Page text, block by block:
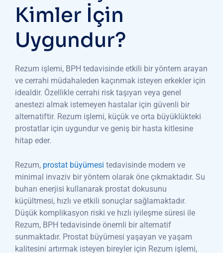
Kimler İçin
Uygundur?
Rezum işlemi, BPH tedavisinde etkili bir yöntem arayan
ve cerrahi müdahaleden kaçınmak isteyen erkekler için
idealdir. Özellikle cerrahi risk taşıyan veya genel
anestezi almak istemeyen hastalar için güvenli bir
alternatiftir. Rezum işlemi, küçük ve orta büyüklükteki
prostatlar için uygundur ve geniş bir hasta kitlesine
hitap eder.
Rezum, prostat büyümesi tedavisinde modern ve
minimal invaziv bir yöntem olarak öne çıkmaktadır. Su
buharı enerjisi kullanarak prostat dokusunu
küçültmesi, hızlı ve etkili sonuçlar sağlamaktadır.
Düşük komplikasyon riski ve hızlı iyileşme süresi ile
Rezum, BPH tedavisinde önemli bir alternatif
sunmaktadır. Prostat büyümesi yaşayan ve yaşam
kalitesini artırmak isteyen bireyler için Rezum işlemi,